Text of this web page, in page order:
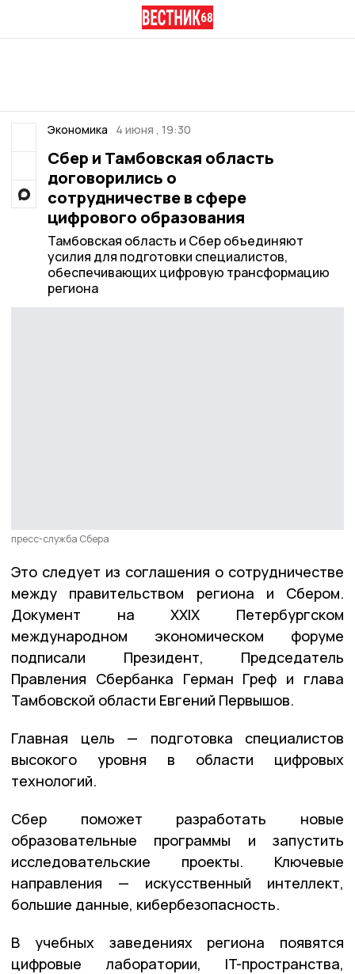
Экономика 4 июня , 19:30
Сбер и Тамбовская область
договорились о
сотрудничестве в сфере
цифрового образования
Тамбовская область и Сбер объединяют
усилия для подготовки специалистов,
обеспечивающих цифровую трансформацию
региона
пресс-служба Сбера
Это следует из соглашения о сотрудничестве
между правительством региона и Сбером.
Документ на XXIX Петербургском
международном экономическом форуме
подписали Президент, Председатель
Правления Сбербанка Герман Греф и глава
Тамбовской области Евгений Первышов.
Главная цель — подготовка специалистов
высокого уровня в области цифровых
технологий.
Сбер поможет разработать новые
образовательные программы и запустить
исследовательские проекты. Ключевые
направления — искусственный интеллект,
большие данные, кибербезопасность.
В учебных заведениях региона появятся
цифровые лаборатории, IT-пространства,